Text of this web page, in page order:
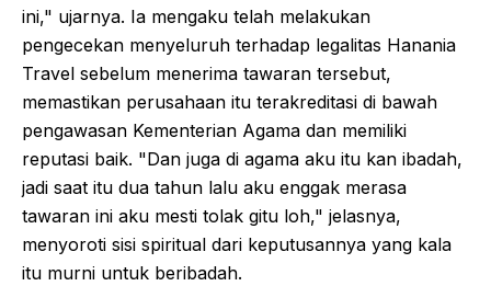
ini," ujarnya. Ia mengaku telah melakukan
pengecekan menyeluruh terhadap legalitas Hanania
Travel sebelum menerima tawaran tersebut,
memastikan perusahaan itu terakreditasi di bawah
pengawasan Kementerian Agama dan memiliki
reputasi baik. "Dan juga di agama aku itu kan ibadah,
jadi saat itu dua tahun lalu aku enggak merasa
tawaran ini aku mesti tolak gitu loh," jelasnya,
menyoroti sisi spiritual dari keputusannya yang kala
itu murni untuk beribadah.